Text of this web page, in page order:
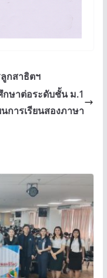
กสาธิตฯ
กษาต่อระดับชั้น ม.1
การเรียนสองภาษา